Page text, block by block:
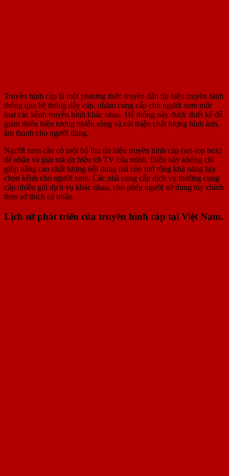
Truyền hình cáp là một phương thức truyền dẫn tín hiệu truyền hình
thông qua hệ thống dây cáp, nhằm cung cấp cho người xem một
loạt các kênh truyền hình khác nhau. Hệ thống này được thiết kế để
giảm thiểu hiện tượng nhiễu sóng và cải thiện chất lượng hình ảnh,
âm thanh cho người dùng.
Người xem cần có một bộ thu tín hiệu truyền hình cáp (set-top box)
để nhận và giải mã tín hiệu tới TV của mình. Điều này không chỉ
giúp nâng cao chất lượng nội dung mà còn mở rộng khả năng lựa
chọn kênh cho người xem. Các nhà cung cấp dịch vụ thường cung
cấp nhiều gói dịch vụ khác nhau, cho phép người sử dụng tùy chỉnh
theo sở thích cá nhân.
Lịch sử phát triển của truyền hình cáp tại Việt Nam.